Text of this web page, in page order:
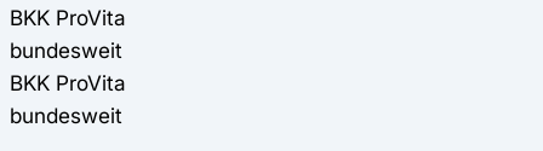
BKK ProVita
bundesweit
BKK ProVita
bundesweit